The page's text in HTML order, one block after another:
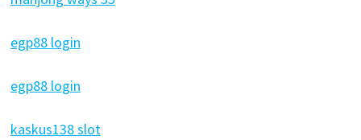
egp88 login
egp88 login
kaskus138 slot